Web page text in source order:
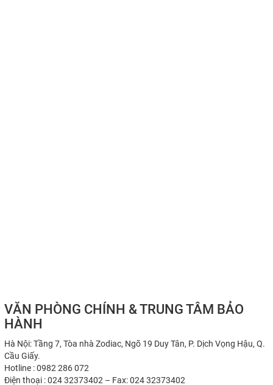
VĂN PHÒNG CHÍNH & TRUNG TÂM BẢO
HÀNH
Hà Nội: Tầng 7, Tòa nhà Zodiac, Ngõ 19 Duy Tân, P. Dịch Vọng Hậu, Q.
Cầu Giấy.
Hotline : 0982 286 072
Điện thoại : 024 32373402 – Fax: 024 32373402